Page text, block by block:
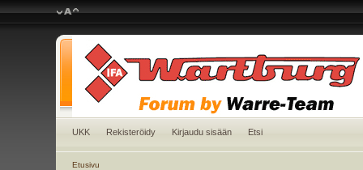
UKK Rekisteröidy Kirjaudu sisään Etsi
Etusivu